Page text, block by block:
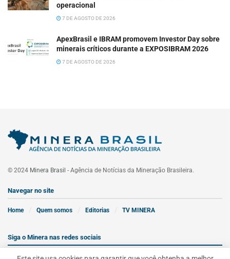
operacional
7 DE AGOSTO DE 2026
ApexBrasil e IBRAM promovem Investor Day sobre
minerais críticos durante a EXPOSIBRAM 2026
7 DE AGOSTO DE 2026
© 2024 Minera Brasil - Agência de Notícias da Mineração Brasileira.
Navegar no site
Home Quem somos Editorias TV MINERA
Siga o Minera nas redes sociais